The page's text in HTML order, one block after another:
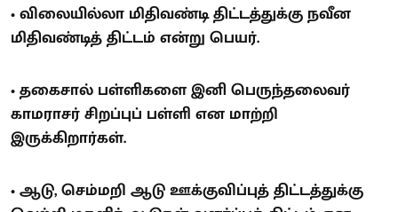
• விலையில்லா மிதிவண்டி திட்டத்துக்கு நவீன
மிதிவண்டித் திட்டம் என்று பெயர்.
• தகைசால் பள்ளிகளை இனி பெருந்தலைவர்
காமராசர் சிறப்புப் பள்ளி என மாற்றி
இருக்கிறார்கள்.
• ஆடு, செம்மறி ஆடு ஊக்குவிப்புத் திட்டத்துக்கு